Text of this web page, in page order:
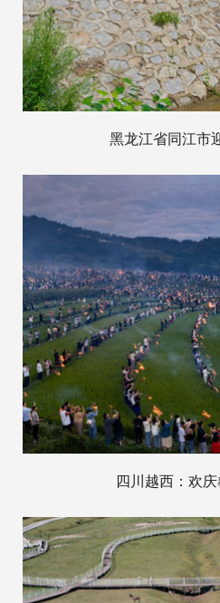
黑龙江省同江市
四川越西：欢